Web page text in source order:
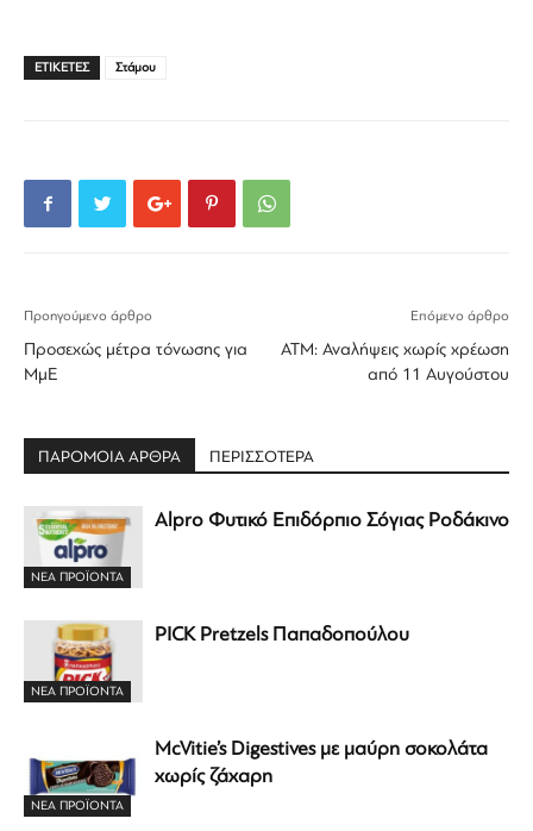
ΕΤΙΚΕΤΕΣ Στάμου
Προηγούμενο άρθρο
Προσεχώς μέτρα τόνωσης για
ΜμΕ
Επόμενο άρθρο
ΑΤΜ: Αναλήψεις χωρίς χρέωση
από 11 Αυγούστου
ΠΑΡΟΜΟΙΑ ΑΡΘΡΑ ΠΕΡΙΣΣΟΤΕΡΑ
ΝΕΑ ΠΡΟΪΟΝΤΑ
Alpro Φυτικό Επιδόρπιο Σόγιας Ροδάκινο
ΝΕΑ ΠΡΟΪΟΝΤΑ
PICK Pretzels Παπαδοπούλου
ΝΕΑ ΠΡΟΪΟΝΤΑ
McVitie’s Digestives με μαύρη σοκολάτα
χωρίς ζάχαρη